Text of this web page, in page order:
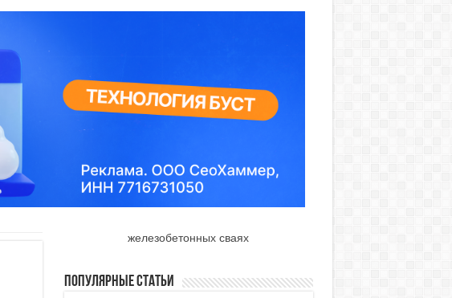
железобетонных сваях
Популярные статьи